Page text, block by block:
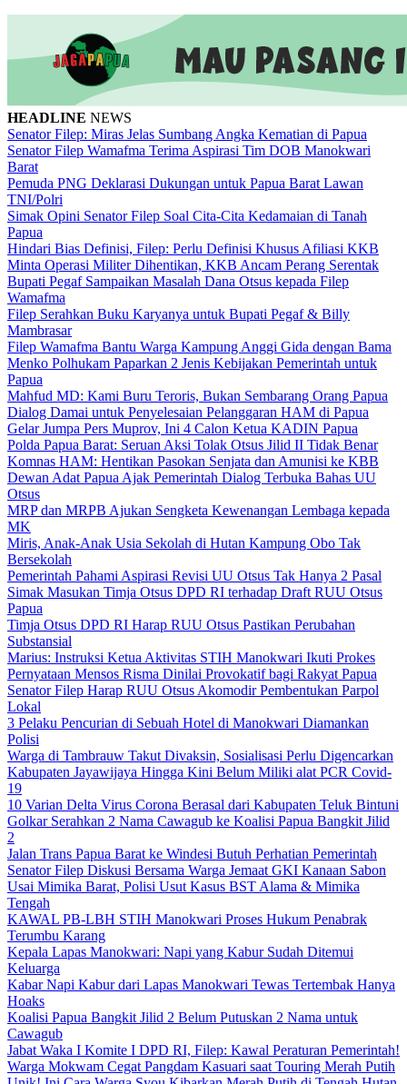
HEADLINE NEWS
Senator Filep: Miras Jelas Sumbang Angka Kematian di Papua
Senator Filep Wamafma Terima Aspirasi Tim DOB Manokwari
Barat
Pemuda PNG Deklarasi Dukungan untuk Papua Barat Lawan
TNI/Polri
Simak Opini Senator Filep Soal Cita-Cita Kedamaian di Tanah
Papua
Hindari Bias Definisi, Filep: Perlu Definisi Khusus Afiliasi KKB
Minta Operasi Militer Dihentikan, KKB Ancam Perang Serentak
Bupati Pegaf Sampaikan Masalah Dana Otsus kepada Filep
Wamafma
Filep Serahkan Buku Karyanya untuk Bupati Pegaf & Billy
Mambrasar
Filep Wamafma Bantu Warga Kampung Anggi Gida dengan Bama
Menko Polhukam Paparkan 2 Jenis Kebijakan Pemerintah untuk
Papua
Mahfud MD: Kami Buru Teroris, Bukan Sembarang Orang Papua
Dialog Damai untuk Penyelesaian Pelanggaran HAM di Papua
Gelar Jumpa Pers Muprov, Ini 4 Calon Ketua KADIN Papua
Polda Papua Barat: Seruan Aksi Tolak Otsus Jilid II Tidak Benar
Komnas HAM: Hentikan Pasokan Senjata dan Amunisi ke KBB
Dewan Adat Papua Ajak Pemerintah Dialog Terbuka Bahas UU
Otsus
MRP dan MRPB Ajukan Sengketa Kewenangan Lembaga kepada
MK
Miris, Anak-Anak Usia Sekolah di Hutan Kampung Obo Tak
Bersekolah
Pemerintah Pahami Aspirasi Revisi UU Otsus Tak Hanya 2 Pasal
Simak Masukan Timja Otsus DPD RI terhadap Draft RUU Otsus
Papua
Timja Otsus DPD RI Harap RUU Otsus Pastikan Perubahan
Substansial
Marius: Instruksi Ketua Aktivitas STIH Manokwari Ikuti Prokes
Pernyataan Mensos Risma Dinilai Provokatif bagi Rakyat Papua
Senator Filep Harap RUU Otsus Akomodir Pembentukan Parpol
Lokal
3 Pelaku Pencurian di Sebuah Hotel di Manokwari Diamankan
Polisi
Warga di Tambrauw Takut Divaksin, Sosialisasi Perlu Digencarkan
Kabupaten Jayawijaya Hingga Kini Belum Miliki alat PCR Covid-
19
10 Varian Delta Virus Corona Berasal dari Kabupaten Teluk Bintuni
Golkar Serahkan 2 Nama Cawagub ke Koalisi Papua Bangkit Jilid
2
Jalan Trans Papua Barat ke Windesi Butuh Perhatian Pemerintah
Senator Filep Diskusi Bersama Warga Jemaat GKI Kanaan Sabon
Usai Mimika Barat, Polisi Usut Kasus BST Alama & Mimika
Tengah
KAWAL PB-LBH STIH Manokwari Proses Hukum Penabrak
Terumbu Karang
Kepala Lapas Manokwari: Napi yang Kabur Sudah Ditemui
Keluarga
Kabar Napi Kabur dari Lapas Manokwari Tewas Tertembak Hanya
Hoaks
Koalisi Papua Bangkit Jilid 2 Belum Putuskan 2 Nama untuk
Cawagub
Jabat Waka I Komite I DPD RI, Filep: Kawal Peraturan Pemerintah!
Warga Mokwam Cegat Pangdam Kasuari saat Touring Merah Putih